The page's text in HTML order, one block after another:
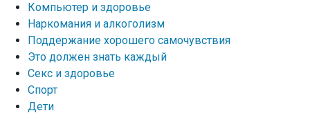
Компьютер и здоровье
Наркомания и алкоголизм
Поддержание хорошего самочувствия
Это должен знать каждый
Секс и здоровье
Спорт
Дети